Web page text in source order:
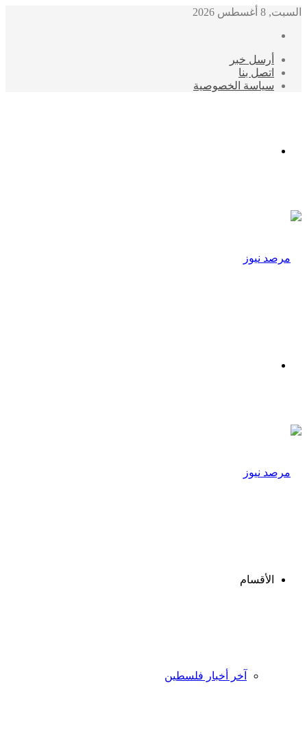
السبت, 8 أغسطس 2026
أرسل خبر
اتصل بنا
سياسة الخصوصية
الأقسام
آخر أخبار فلسطين